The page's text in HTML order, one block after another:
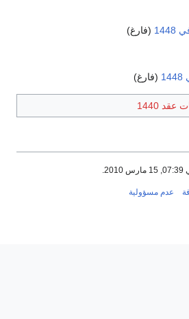
(فارغ)
(فارغ)
1440
عدم مسؤولية